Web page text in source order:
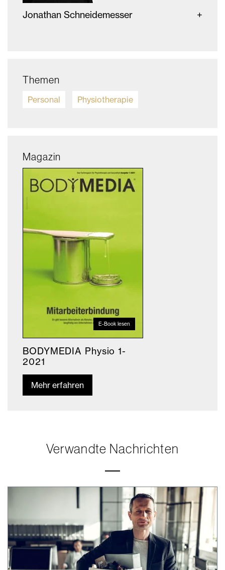
Jonathan Schneidemesser
Themen
Personal Physiotherapie
Magazin
E-Book lesen
BODYMEDIA Physio 1-
2021
Mehr erfahren
Verwandte Nachrichten